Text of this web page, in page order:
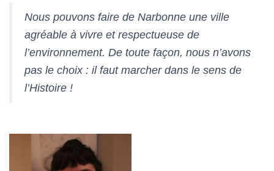
Nous pouvons faire de Narbonne une ville
agréable à vivre et respectueuse de
l’environnement. De toute façon, nous n’avons
pas le choix : il faut marcher dans le sens de
l’Histoire !